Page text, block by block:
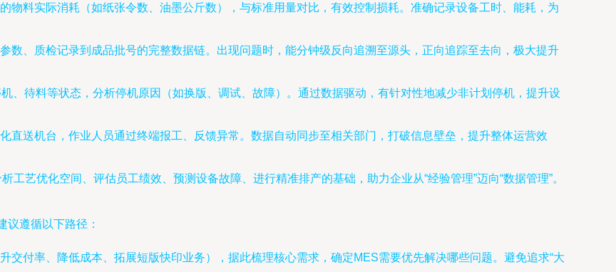
物料实际消耗（如纸张令数、油墨公斤数），与标准用量对比，有效控制损耗。准确记录设备工时、能耗，为
数、质检记录到成品批号的完整数据链。出现问题时，能分钟级反向追溯至源头，正向追踪至去向，极大提升
机、待料等状态，分析停机原因（如换版、调试、故障）。通过数据驱动，有针对性地减少非计划停机，提升设
直送机台，作业人员通过终端报工、反馈异常。数据自动同步至相关部门，打破信息壁垒，提升整体运营效
工艺优化空间、评估员工绩效、预测设备故障、进行精准排产的基础，助力企业从“经验管理”迈向“数据管理”。
议遵循以下路径：
交付率、降低成本、拓展短版快印业务），据此梳理核心需求，确定MES需要优先解决哪些问题。避免追求“大